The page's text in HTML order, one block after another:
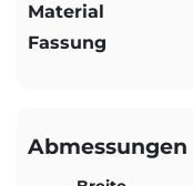
Material
Fassung
Abmessungen